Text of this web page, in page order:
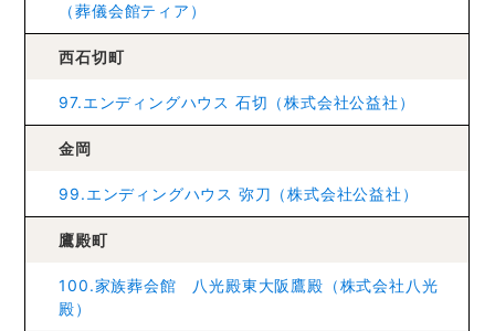
（葬儀会館ティア）
西石切町
97.エンディングハウス 石切（株式会社公益社）
金岡
99.エンディングハウス 弥刀（株式会社公益社）
鷹殿町
100.家族葬会館 八光殿東大阪鷹殿（株式会社八光
殿）